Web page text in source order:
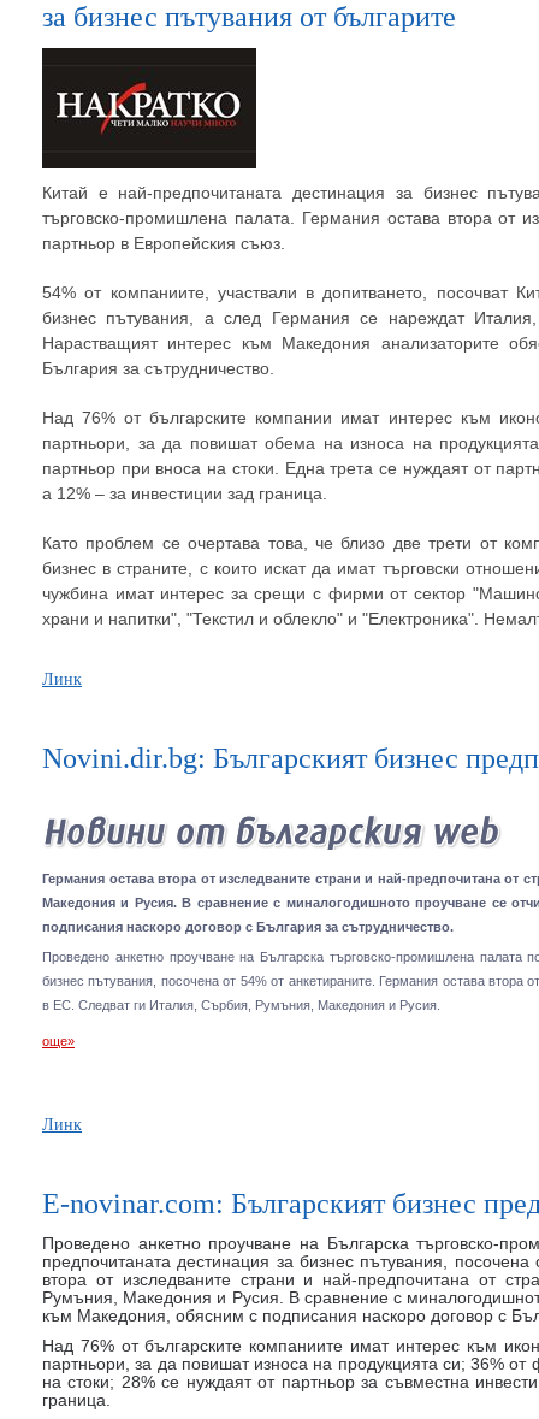
за бизнес пътувания от българите
Китай е най-предпочитаната дестинация за бизнес
търговско-промишлена палата. Германия остава втора от
партньор в Европейския съюз.
54% от компаниите, участвали в допитването, посочват
бизнес пътувания, а след Германия се нареждат
Нарастващият интерес към Македония анализаторите
България за сътрудничество.
Над 76% от българските компании имат интерес към
партньори, за да повишат обема на износа на
партньор при вноса на стоки. Една трета се нуждаят от
а 12% – за инвестиции зад граница.
Като проблем се очертава това, че близо две трети от
бизнес в страните, с които искат да имат търговски
чужбина имат интерес за срещи с фирми от сектор
храни и напитки", "Текстил и облекло" и "Електроника".
Линк
Novini.dir.bg: Българският бизнес
Германия остава втора от изследваните страни и най-предпочитана от
Македония и Русия. В сравнение с миналогодишното проучване се
подписания наскоро договор с България за сътрудничество.
Проведено анкетно проучване на Българска търговско-промишлена палата
бизнес пътувания, посочена от 54% от анкетираните. Германия остава втора
в ЕС. Следват ги Италия, Сърбия, Румъния, Македония и Русия.
още»
Линк
E-novinar.com: Българският бизнес
Проведено анкетно проучване на Българска търговско-
предпочитаната дестинация за бизнес пътувания,
втора от изследваните страни и най-предпочитана от
Румъния, Македония и Русия. В сравнение с
към Македония, обясним с подписания наскоро договор с
Над 76% от българските компаниите имат интерес към
партньори, за да повишат износа на продукцията си; 36%
на стоки; 28% се нуждаят от партньор за съвместна
граница.